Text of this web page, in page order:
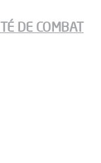
DE COMBAT